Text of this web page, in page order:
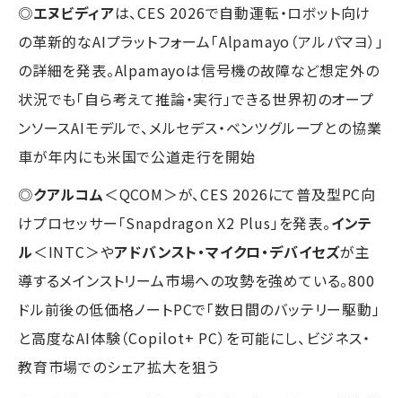
◎エヌビディアは、CES 2026で自動運転・ロボット向け
の革新的なAIプラットフォーム「Alpamayo（アルパマヨ）」
の詳細を発表。Alpamayoは信号機の故障など想定外の
状況でも「自ら考えて推論・実行」できる世界初のオープ
ンソースAIモデルで、メルセデス・ベンツグループとの協業
車が年内にも米国で公道走行を開始
◎クアルコム＜QCOM＞が、CES 2026にて普及型PC向
けプロセッサー「Snapdragon X2 Plus」を発表。インテ
ル＜INTC＞やアドバンスト・マイクロ・デバイセズが主
導するメインストリーム市場への攻勢を強めている。800
ドル前後の低価格ノートPCで「数日間のバッテリー駆動」
と高度なAI体験（Copilot+ PC）を可能にし、ビジネス・
教育市場でのシェア拡大を狙う